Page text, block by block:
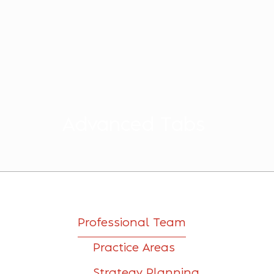
Professional Team
Practice Areas